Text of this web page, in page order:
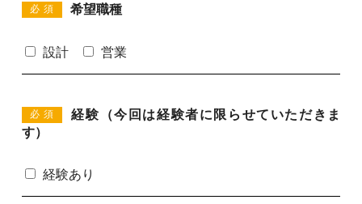
必須 希望職種
設計 営業
必須
経験（今回は経験者に限らせていただきま
す）
経験あり